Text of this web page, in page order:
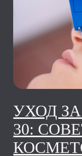
ПРИЧИНЫ
ЛЕЧЕНИЯ
Современная
коррекции
достижения
определить
подобрать